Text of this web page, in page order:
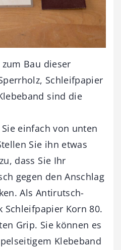
Bau dieser
Schleifpapier
sind die
einfach von unten
Sie ihn etwas
dass Sie Ihr
gegen den Anschlag
Als Antirutsch-
Schleifpapier Korn 80.
Grip. Sie können es
Klebeband